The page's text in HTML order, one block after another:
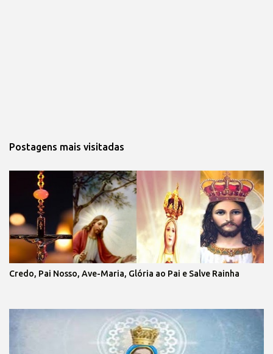
Postagens mais visitadas
Credo, Pai Nosso, Ave-Maria, Glória ao Pai e Salve Rainha